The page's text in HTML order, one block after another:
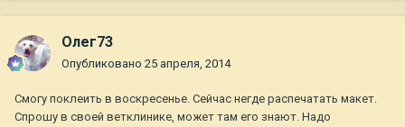
Олег73
Опубликовано 25 апреля, 2014
Смогу поклеить в воскресенье. Сейчас негде распечатать макет.
Спрошу в своей ветклинике, может там его знают. Надо